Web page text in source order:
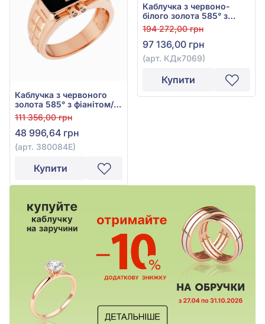
Каблучка з червоного
золота 585° з фіанітом/
куб.цирконієм та
чорною емаллю, арт.
380084Е
111 356,00 грн
48 996,64 грн
(арт. 380084Е)
Купити
Каблучка з червоно-
білого золота 585° з
діамантом 0,75ct, арт.
КДк7069
194 272,00 грн
97 136,00 грн
(арт. КДк7069)
Купити